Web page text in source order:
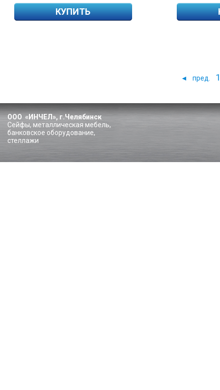
КУПИТЬ
◄ пред.
ООО «ИНЧЕЛ», г.Челябинск
Сейфы, металлическая мебель,
банковское оборудование,
стеллажи